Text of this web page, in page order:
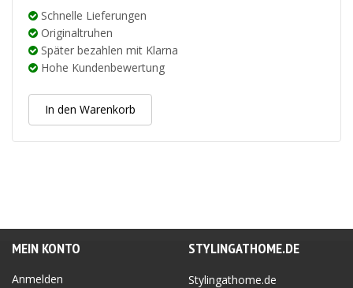
Schnelle Lieferungen
Originaltruhen
Später bezahlen mit Klarna
Hohe Kundenbewertung
In den Warenkorb
MEIN KONTO
Anmelden
STYLINGATHOME.DE
Stylingathome.de